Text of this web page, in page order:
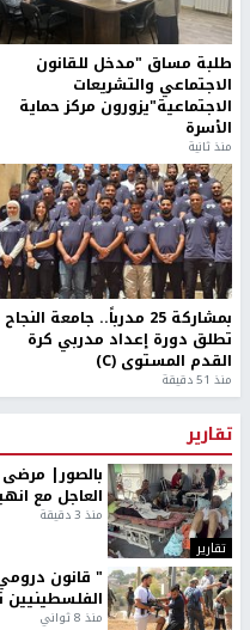
طلبة مساق "مدخل للقانون
الاجتماعي والتشريعات
الاجتماعية"يزورون مركز حماية
الأسرة
منذ ثانية
بمشاركة 25 مدرباً.. جامعة النجاح
تطلق دورة إعداد مدربي كرة
القدم المستوى (C)
منذ 51 دقيقة
تقارير
تقارير
بالصور|
العاجل مع
منذ 3 دقيقة
" قانون
الفلسطينيين
منذ 8 ثواني